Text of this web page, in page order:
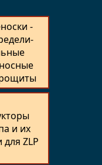
-
и их
для ZLP